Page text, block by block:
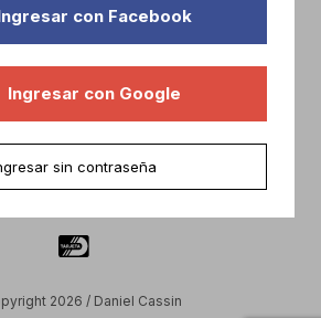
con Facebook
Ingresar con Google
sin contraseña
2026 / Daniel Cassin